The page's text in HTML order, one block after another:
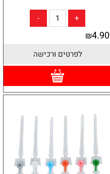
₪4.90
לפרטים ורכישה